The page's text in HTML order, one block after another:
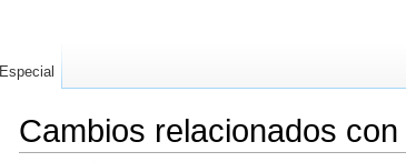
Cambios relacionados
Especial